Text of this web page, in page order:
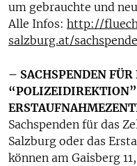
um gebrauchte und
Alle Infos: http://
salzburg.at/sachspende
– SACHSPENDEN FÜR
Sachspenden für das
Salzburg oder das
können am Gaisberg